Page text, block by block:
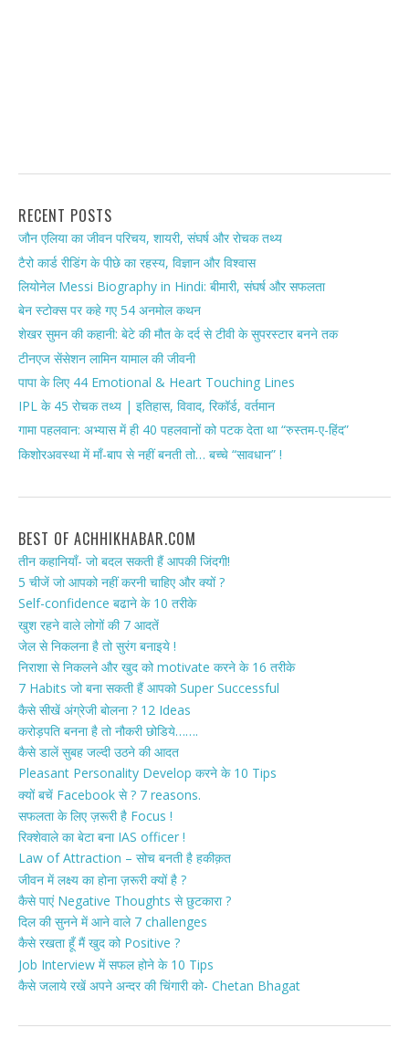
RECENT POSTS
जौन एलिया का जीवन परिचय, शायरी, संघर्ष और रोचक तथ्य
टैरो कार्ड रीडिंग के पीछे का रहस्य, विज्ञान और विश्वास
लियोनेल Messi Biography in Hindi: बीमारी, संघर्ष और सफलता
बेन स्टोक्स पर कहे गए 54 अनमोल कथन
शेखर सुमन की कहानी: बेटे की मौत के दर्द से टीवी के सुपरस्टार बनने तक
टीनएज सेंसेशन लामिन यामाल की जीवनी
पापा के लिए 44 Emotional & Heart Touching Lines
IPL के 45 रोचक तथ्य | इतिहास, विवाद, रिकॉर्ड, वर्तमान
गामा पहलवान: अभ्यास में ही 40 पहलवानों को पटक देता था “रुस्तम-ए-हिंद”
किशोरअवस्था में माँ-बाप से नहीं बनती तो… बच्चे “सावधान” !
BEST OF ACHHIKHABAR.COM
तीन कहानियाँ- जो बदल सकती हैं आपकी जिंदगी!
5 चीजें जो आपको नहीं करनी चाहिए और क्यों ?
Self-confidence बढाने के 10 तरीके
खुश रहने वाले लोगों की 7 आदतें
जेल से निकलना है तो सुरंग बनाइये !
निराशा से निकलने और खुद को motivate करने के 16 तरीके
7 Habits जो बना सकती हैं आपको Super Successful
कैसे सीखें अंग्रेजी बोलना ? 12 Ideas
करोड़पति बनना है तो नौकरी छोडिये…….
कैसे डालें सुबह जल्दी उठने की आदत
Pleasant Personality Develop करने के 10 Tips
क्यों बचें Facebook से ? 7 reasons.
सफलता के लिए ज़रूरी है Focus !
रिक्शेवाले का बेटा बना IAS officer !
Law of Attraction – सोच बनती है हकीक़त
जीवन में लक्ष्य का होना ज़रूरी क्यों है ?
कैसे पाएं Negative Thoughts से छुटकारा ?
दिल की सुनने में आने वाले 7 challenges
कैसे रखता हूँ मैं खुद को Positive ?
Job Interview में सफल होने के 10 Tips
कैसे जलाये रखें अपने अन्दर की चिंगारी को- Chetan Bhagat